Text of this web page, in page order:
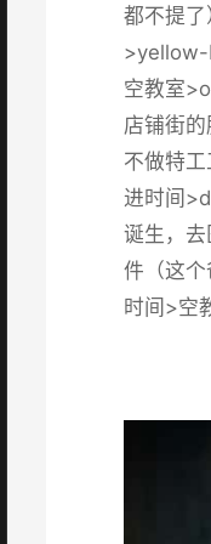
都不提
>yellow-
空教室
店铺街
不做特
进时间
诞生，
件（这
时间>空